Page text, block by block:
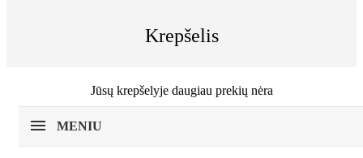
Krepšelis
Jūsų krepšelyje daugiau prekių nėra
MENIU